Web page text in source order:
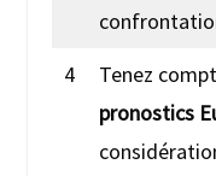
4
Tenez
pronostics